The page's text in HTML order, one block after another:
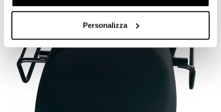
Personalizza